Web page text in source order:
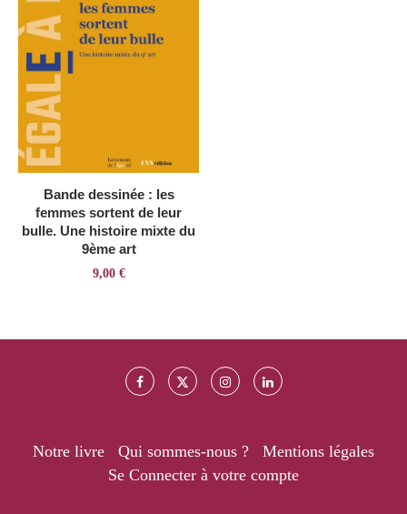
Bande dessinée : les
femmes sortent de leur
bulle. Une histoire mixte du
9ème art
9,00 €
Notre livre Qui sommes-nous ?
Mentions légales
Se Connecter à votre compte